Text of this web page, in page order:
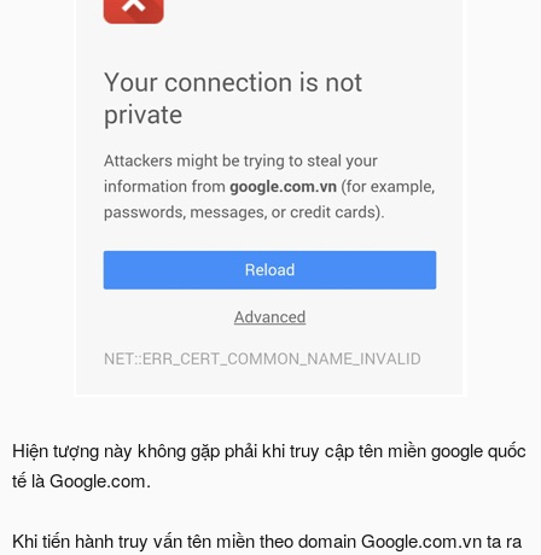
Hiện tượng này không gặp phải khi truy cập tên miền google quốc
tế là Google.com.
Khi tiến hành truy vấn tên miền theo domain Google.com.vn ta ra